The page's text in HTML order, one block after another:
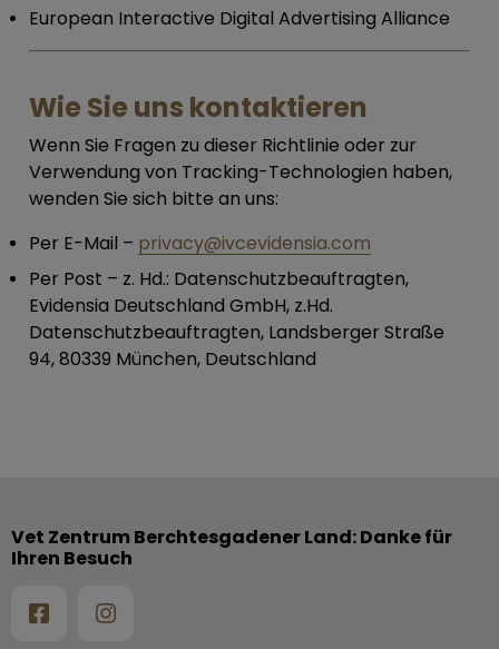
European Interactive Digital Advertising Alliance
Wie Sie uns kontaktieren
Wenn Sie Fragen zu dieser Richtlinie oder zur
Verwendung von Tracking-Technologien haben,
wenden Sie sich bitte an uns:
Per E-Mail – privacy@ivcevidensia.com
Per Post – z. Hd.: Datenschutzbeauftragten,
Evidensia Deutschland GmbH, z.Hd.
Datenschutzbeauftragten, Landsberger Straße
94, 80339 München, Deutschland
Vet Zentrum Berchtesgadener Land: Danke für
Ihren Besuch